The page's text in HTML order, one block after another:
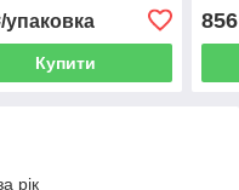
Купити
856
рік